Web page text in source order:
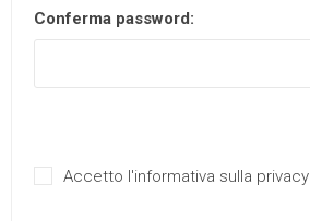
Conferma password:
Accetto l'informativa sulla privacy